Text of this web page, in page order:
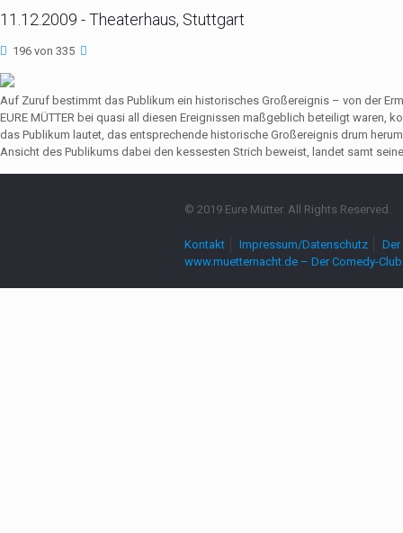
11.12.2009 - Theaterhaus, Stuttgart
196 von 335
Auf Zuruf bestimmt das Publikum ein historisches Großereignis – von der
EURE MÜTTER bei quasi all diesen Ereignissen maßgeblich beteiligt waren,
das Publikum lautet, das entsprechende historische Großereignis drum
Ansicht des Publikums dabei den kessesten Strich beweist, landet samt
© 2019 Eure Mütter. All Rights Reserved.
Kontakt Impressum/Datenschutz
www.muetternacht.de – Der Comedy-Club